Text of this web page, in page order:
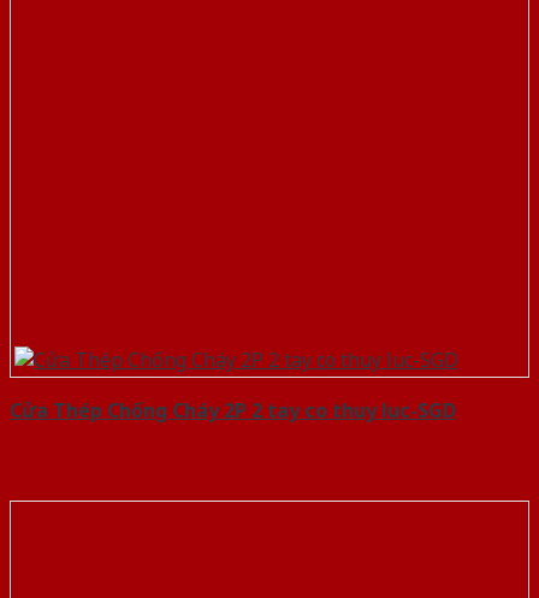
Cửa Thép Chống Cháy 2P 2 tay co thuy luc-SGD